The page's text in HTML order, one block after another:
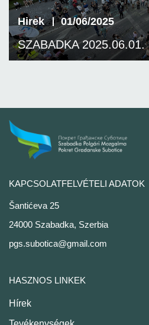
Hirek 01/06/2025
SZABADKA 2025.06.01.
KAPCSOLATFELVÉTELI ADATOK
Šantićeva 25
24000 Szabadka, Szerbia
pgs.subotica@gmail.com
HASZNOS LINKEK
Hírek